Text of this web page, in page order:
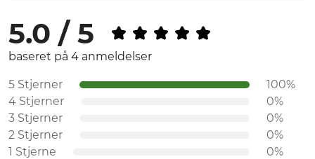
5.0 / 5
baseret på 4 anmeldelser
5 Stjerner
100%
4 Stjerner
0%
3 Stjerner
0%
2 Stjerner
0%
1 Stjerne
0%